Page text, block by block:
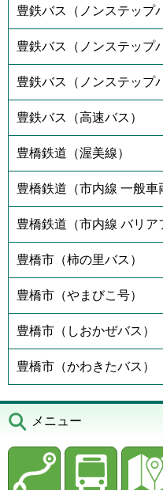
豊鉄バス（ノンステップ
豊鉄バス（ノンステップ
豊鉄バス（ノンステップ
豊鉄バス（高速バス）
豊橋鉄道（渥美線）
豊橋鉄道（市内線 一般車
豊橋鉄道（市内線 バリア
豊橋市（柿の里バス）
豊橋市（やまびこ号）
豊橋市（しおかぜバス）
豊橋市（かわきたバス）
メニュー